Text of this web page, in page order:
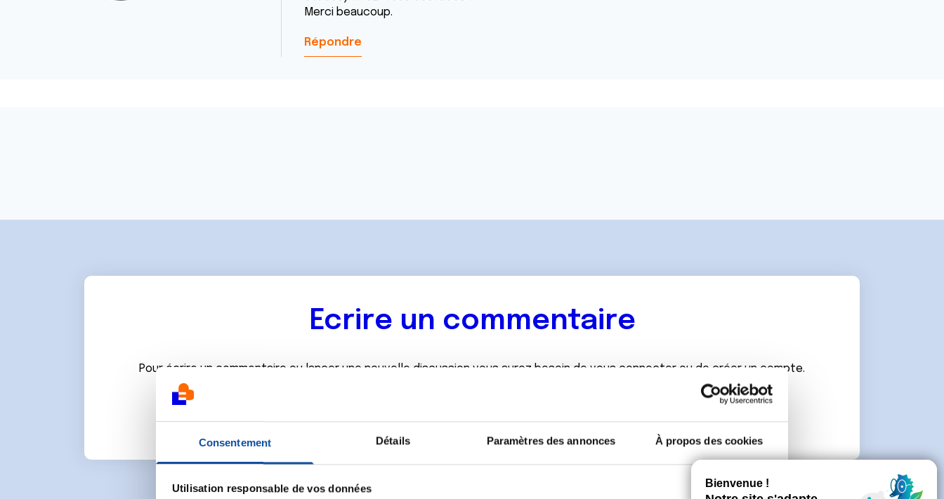
Consentement Détails Paramètres des annonces À propos des cookies
Utilisation responsable de vos données
Merci beaucoup.
Répondre
Ecrire un commentaire
Pour écrire un commentaire ou lancer une nouvelle discussion vous aurez besoin de vous connecter ou de créer un compte.